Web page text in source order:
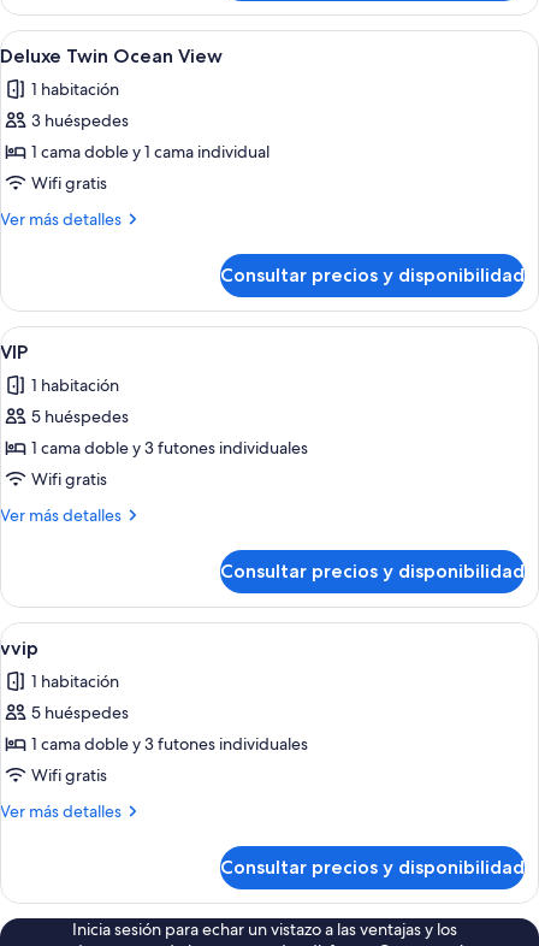
Double
Abrir
todas
las
fotos
de
Deluxe
Twin
Habitación de hotel con dos camas,
11
Deluxe Twin Ocean View
1 habitación
3 huéspedes
1 cama doble y 1 cama individual
Wifi gratis
Ver más detalles
Más
Twin
Ocean
View
Consultar precios y disponibilidad
Abrir
todas
las
fotos
de
VIP
11
VIP
1 habitación
5 huéspedes
1 cama doble y 3 futones individuales
Wifi gratis
Ver más detalles
Más
Consultar precios y disponibilidad
Abrir
todas
las
fotos
de
vvip
Un dormitorio moderno con una
14
vvip
1 habitación
5 huéspedes
1 cama doble y 3 futones individuales
Wifi gratis
Ver más detalles
Más
Consultar precios y disponibilidad
Inicia sesión para echar un vistazo a las ventajas y los